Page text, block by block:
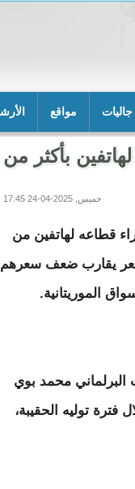
جاليات مواقع
بأكثر من
خميس, 2025-04-24 17:45
قطاعه لهاتفين من
وهو سعر يقارب ضعف سعرهم
الموريتانية.
محمد بوي
توليه الحقيبة،